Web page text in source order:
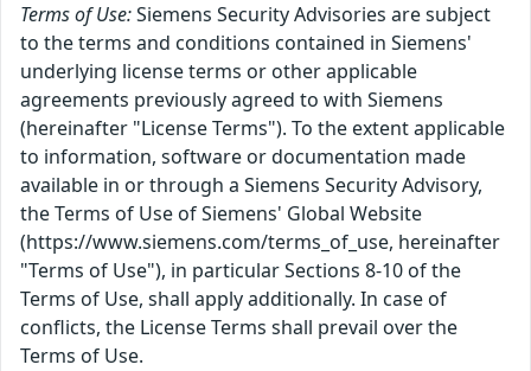
Terms of Use:Siemens Security Advisories are subject
to the terms and conditions contained in Siemens'
underlying license terms or other applicable
agreements previously agreed to with Siemens
(hereinafter "License Terms"). To the extent applicable
to information, software or documentation made
available in or through a Siemens Security Advisory,
the Terms of Use of Siemens' Global Website
(https://www.siemens.com/terms_of_use, hereinafter
"Terms of Use"), in particular Sections 8-10 of the
Terms of Use, shall apply additionally. In case of
conflicts, the License Terms shall prevail over the
Terms of Use.